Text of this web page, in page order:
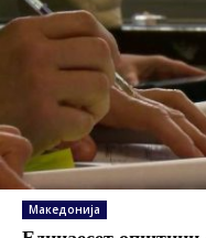
Македонија